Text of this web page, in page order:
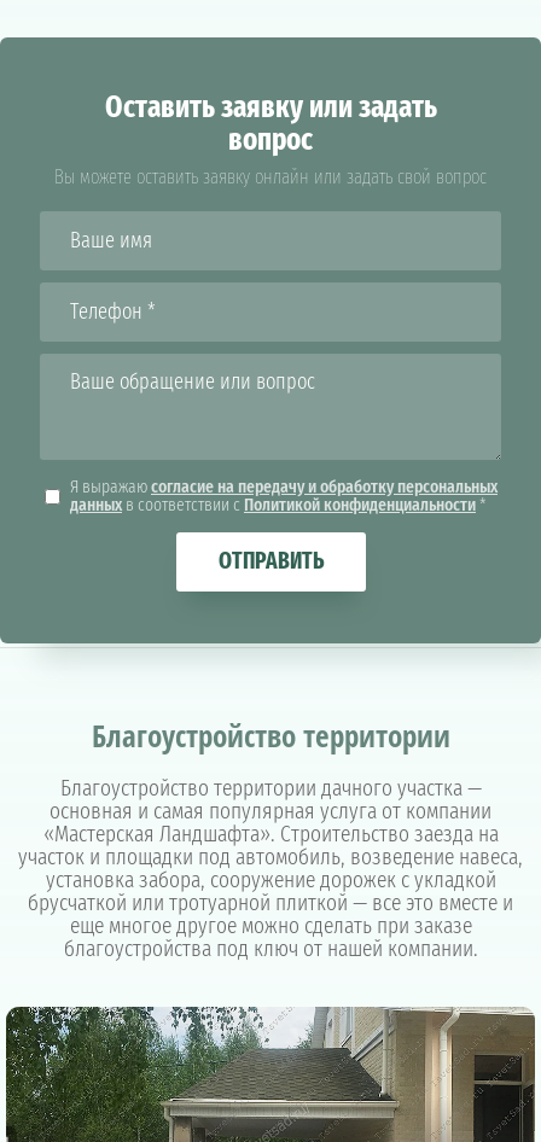
Оставить заявку или задать
вопрос
Вы можете оставить заявку онлайн или задать свой вопрос
Я выражаю согласие на передачу и обработку персональных
данных в соответствии с Политикой конфиденциальности *
ОТПРАВИТЬ
Благоустройство территории
Благоустройство территории дачного участка —
основная и самая популярная услуга от компании
«Мастерская Ландшафта». Строительство заезда на
участок и площадки под автомобиль, возведение навеса,
установка забора, сооружение дорожек с укладкой
брусчаткой или тротуарной плиткой — все это вместе и
еще многое другое можно сделать при заказе
благоустройства под ключ от нашей компании.